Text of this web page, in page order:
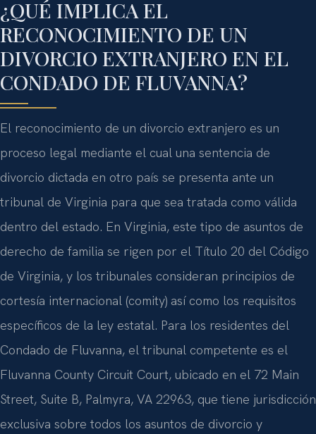
¿QUÉ IMPLICA EL
RECONOCIMIENTO DE UN
DIVORCIO EXTRANJERO EN EL
CONDADO DE FLUVANNA?
El reconocimiento de un divorcio extranjero es un
proceso legal mediante el cual una sentencia de
divorcio dictada en otro país se presenta ante un
tribunal de Virginia para que sea tratada como válida
dentro del estado. En Virginia, este tipo de asuntos de
derecho de familia se rigen por el Título 20 del Código
de Virginia, y los tribunales consideran principios de
cortesía internacional (comity) así como los requisitos
específicos de la ley estatal. Para los residentes del
Condado de Fluvanna, el tribunal competente es el
Fluvanna County Circuit Court, ubicado en el 72 Main
Street, Suite B, Palmyra, VA 22963, que tiene jurisdicción
exclusiva sobre todos los asuntos de divorcio y